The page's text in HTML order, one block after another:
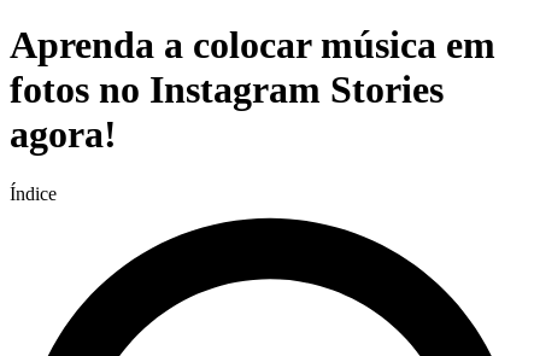
Aprenda a colocar música em
fotos no Instagram Stories
agora!
Índice